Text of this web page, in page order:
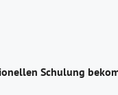
Schulung